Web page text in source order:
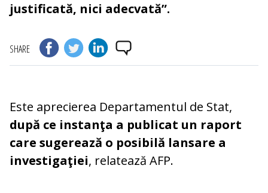
justificată, nici adecvată”.
SHARE
Este aprecierea Departamentul de Stat,
după ce instanţa a publicat un raport
care sugerează o posibilă lansare a
investigaţiei, relatează AFP.